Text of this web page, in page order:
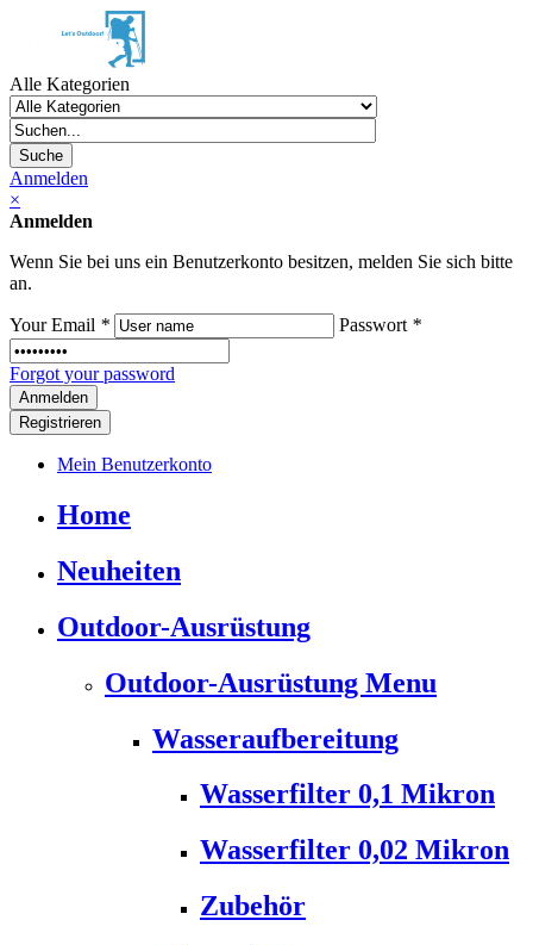
Alle Kategorien
Suche
Anmelden
×
Anmelden
Wenn Sie bei uns ein Benutzerkonto besitzen, melden Sie sich bitte
an.
Your Email * Passwort *
Forgot your password
Registrieren
Mein Benutzerkonto
Home
Neuheiten
Outdoor-Ausrüstung
Outdoor-Ausrüstung Menu
Wasseraufbereitung
Wasserfilter 0,1 Mikron
Wasserfilter 0,02 Mikron
Zubehör